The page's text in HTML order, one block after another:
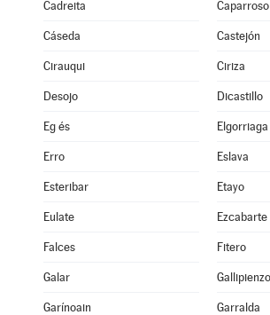
Cadreita Caparroso
Cáseda Castejón
Cirauqui Ciriza
Desojo Dicastillo
Eg és Elgorriaga
Erro Eslava
Esteribar Etayo
Eulate Ezcabarte
Falces Fitero
Galar Gallipienzo
Garínoain Garralda